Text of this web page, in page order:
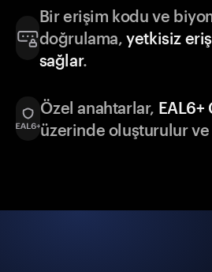
Bir erişim kodu ve
doğrulama,yetkisiz
sağlar.
Özel anahtarlar, EAL6+
üzerinde oluşturulur ve